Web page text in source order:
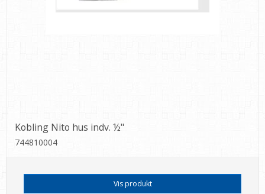
Kobling Nito hus indv. ½"
744810004
Vis produkt